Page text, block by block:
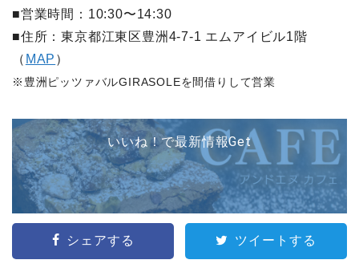
■営業時間：10:30〜14:30
■住所：東京都江東区豊洲4-7-1 エムアイビル1階
（ MAP ）
※豊洲ピッツァバルGIRASOLEを間借りして営業
いいね！で最新情報Get
シェアする ツイートする